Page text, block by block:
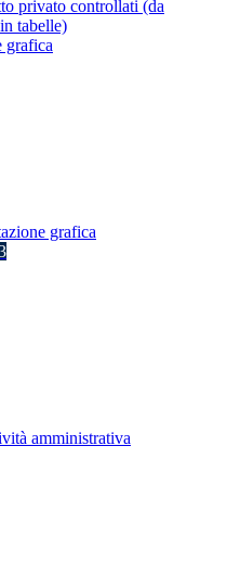
privato controllati (da
tabelle)
grafica
grafica
amministrativa